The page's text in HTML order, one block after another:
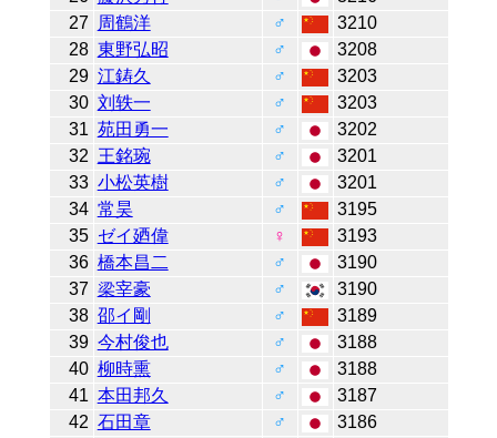
27
周鶴洋 ♂
3210
28 東野弘昭 ♂
3208
29 江鋳久 ♂
3203
30 刘轶一 ♂
3203
31 苑田勇一 ♂
3202
32 王銘琬 ♂
3201
33 小松英樹 ♂
3201
34 常昊 ♂
3195
35 ゼイ廼偉 ♀
3193
36 橋本昌二 ♂
3190
37 梁宰豪 ♂
3190
38 邵イ剛 ♂
3189
39 今村俊也 ♂
3188
40 柳時熏 ♂
3188
41 本田邦久 ♂
3187
42 石田章 ♂
3186